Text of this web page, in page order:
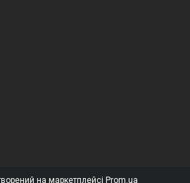
на маркетплейсі Prom.ua